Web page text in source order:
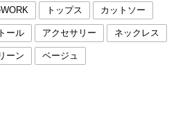
トップス カットソー
ール アクセサリー ネックレス
ーン ベージュ